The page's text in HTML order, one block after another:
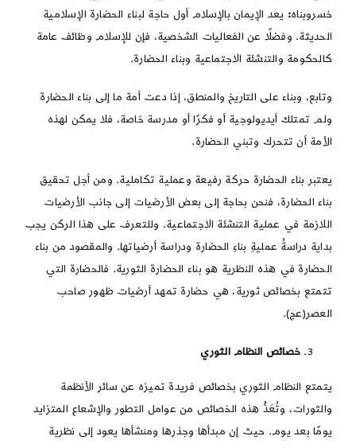
خسروبناه: يعد الإيمان بالإسلام أول حاجة لبناء الحضارة الإسلامية
الحديثة. وفضلًا عن الفعاليات الشخصية، فإن للإسلام وظائف عامة
كالحكومة والتنشئة الاجتماعية وبناء الحضارة.
وتابع، وبناء على التاريخ والمنطق، إذا دعت أمة ما إلى بناء الحضارة
ولم تمتلك أيديولوجية أو فكرًا أو مدرسة خاصة، فلا يمكن لهذه
الأمة أن تتحرك وتبني الحضارة.
يعتبر بناء الحضارة حركة رفيعة وعملية تكاملية. ومن أجل تحقيق
بناء الحضارة، فنحن بحاجة إلى بعض الأرضيات إلى جانب الأرضيات
اللازمة في عملية التنشئة الاجتماعية. وللتعرف على هذا الركن يجب
بداية دراسةُ عمليةِ بناءِ الحضارة ودراسة أرضياتها. والمقصود من بناء
الحضارة في هذه النظرية هو بناء الحضارة الثورية. فالحضارة التي
تتمتع بخصائص ثورية، هي حضارة تمهد أرضيات ظهور صاحب
العصر(عج).
خصائص النظام الثوري
يتمتع النظام الثوري بخصائص فريدة تميزه عن سائر الأنظمة
والثورات، وتُعَدُّ هذه الخصائص من عوامل التطور والإشعاع المتزايد
يومًا بعد يوم. حيث إن مبدأها وجذرها ومنشأها يعود إلى نظرية